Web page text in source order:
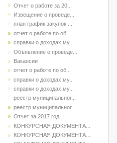
Отчет о работе за 20...
Извещение о проведе...
план график закупок ...
отчет о работе по об...
справки о доходах му...
Объявление о проведе...
Вакансии
отчет о работе по об...
справки о доходах му...
справки о доходах му...
реестр муниципальног...
реестр муниципальног...
Отчет за 2017 год
КОНКУРСНАЯ ДОКУМЕНТА...
КОНКУРСНАЯ ДОКУМЕНТА...